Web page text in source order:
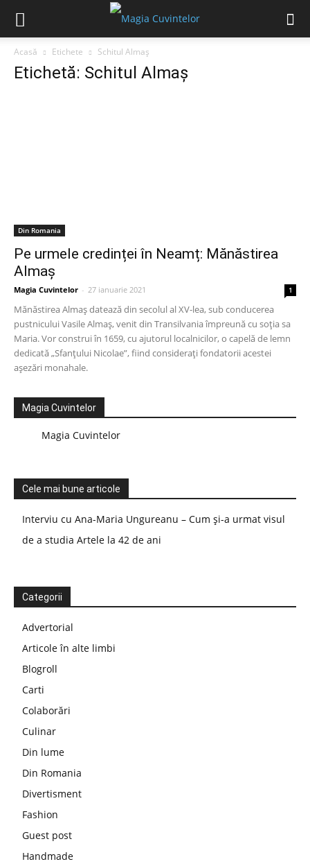
Acasă Etichete Schitul Almaș
Etichetă: Schitul Almaș
Din Romania
Pe urmele credinței în Neamț: Mănăstirea
Almaș
Magia Cuvintelor - 27 ianuarie 2021 1
Mănăstirea Almaș datează din secolul al XV-lea, sub conducerea
pustnicului Vasile Almaș, venit din Transilvania împreună cu soția sa
Maria. Vor construi în 1659, cu ajutorul localnicilor, o capelă de lemn
dedicată „Sfanțului Nicolae”, fiind considerați fondatorii acestei
așezări monahale.
Magia Cuvintelor
Magia Cuvintelor
Cele mai bune articole
Interviu cu Ana-Maria Ungureanu – Cum și-a urmat visul
de a studia Artele la 42 de ani
Categorii
Advertorial
Articole în alte limbi
Blogroll
Carti
Colaborări
Culinar
Din lume
Din Romania
Divertisment
Fashion
Guest post
Handmade